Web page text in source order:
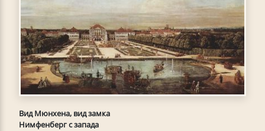
Вид Мюнхена, вид замка
Нимфенберг с запада